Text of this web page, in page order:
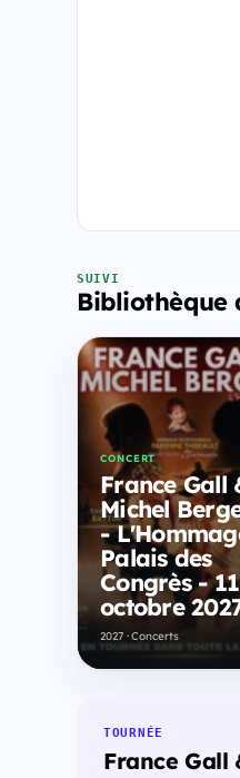
SUIVI
Bibliothèque
CONCERT
France Gall
Michel
-
Palais des
Congrès - 11
octobre
2027 · Concerts
TOURNÉE
France Gall